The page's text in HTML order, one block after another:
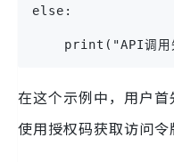
else:
print("API调
在这个示例中，用户
使用授权码获取访问令